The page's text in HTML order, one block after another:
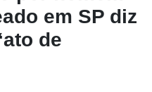
em SP diz
de